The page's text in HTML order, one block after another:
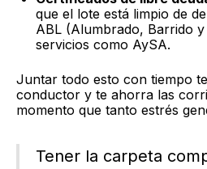
que el lote está limpio de
ABL (Alumbrado, Barrido
servicios como AySA.
Juntar todo esto con tiempo
conductor y te ahorra las
momento que tanto estrés
Tener la carpeta